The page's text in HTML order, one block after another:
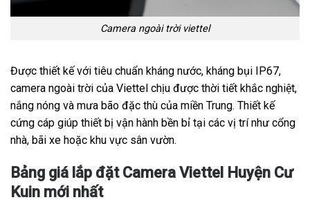
Camera ngoài trời viettel
Được thiết kế với tiêu chuẩn kháng nước, kháng bụi IP67,
camera ngoài trời của Viettel chịu được thời tiết khắc nghiệt,
nắng nóng và mưa bão đặc thù của miền Trung. Thiết kế
cứng cáp giúp thiết bị vận hành bền bỉ tại các vị trí như cổng
nhà, bãi xe hoặc khu vực sân vườn.
Bảng giá lắp đặt Camera Viettel Huyện Cư
Kuin mới nhất